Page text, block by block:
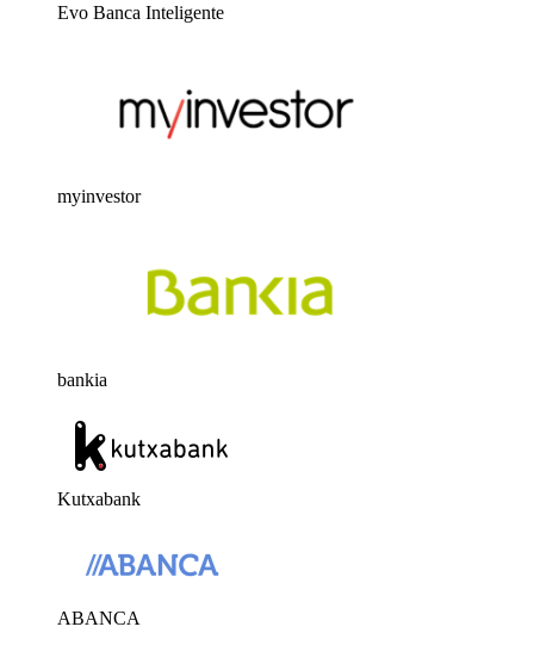
Evo Banca Inteligente
myinvestor
bankia
Kutxabank
ABANCA